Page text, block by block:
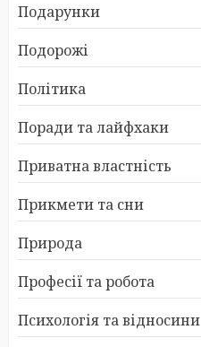
Подарунки
Подорожі
Політика
Поради та лайфхаки
Приватна властність
Прикмети та сни
Природа
Професії та робота
Психологія та відносини